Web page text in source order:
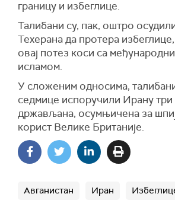
границу и избеглице.
Талибани су, пак, оштро
Техерана да протера
овај потез коси са
исламом.
У сложеним односима,
седмице испоручили Ирану три
држављана, осумњичена за
корист Велике Британије.
Авганистан Иран